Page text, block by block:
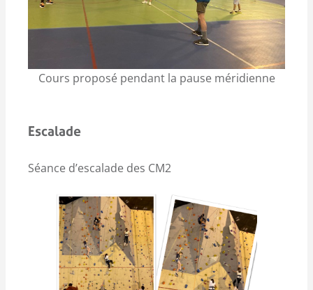
Cours proposé pendant la pause méridienne
Escalade
Séance d’escalade des CM2